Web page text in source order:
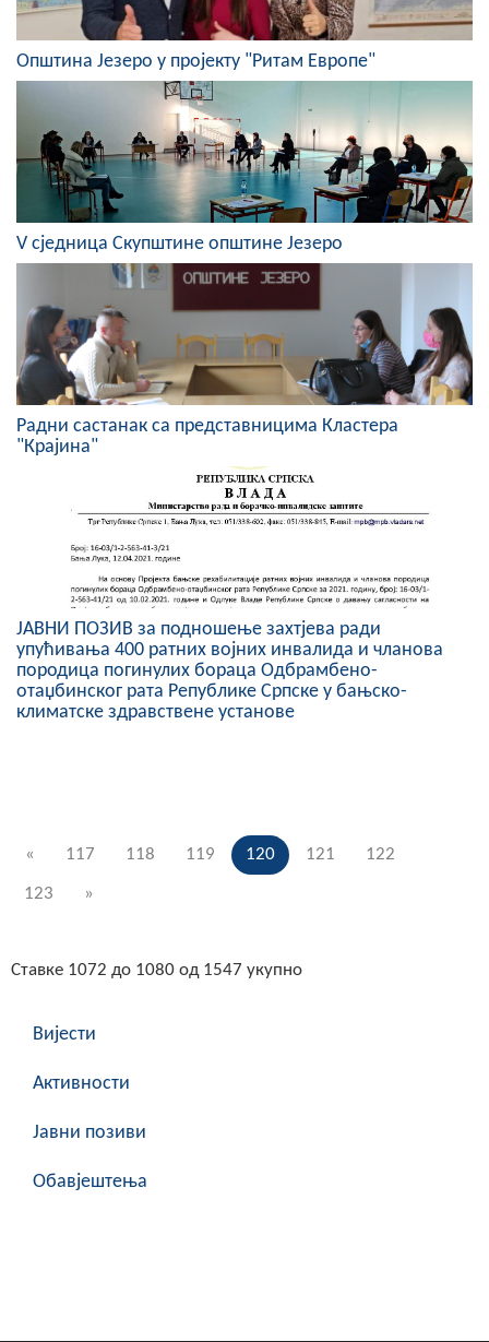
Туризам
Спорт
ЦИВИЛНА ЗАШТИТА
КОНТАКТ
Општина Језеро у пројекту "Ритам Европе"
V сједница Скупштине општине Језеро
Радни састанак са представницима Кластера
"Крајина"
ЈАВНИ ПОЗИВ за подношење захтјева ради
упућивања 400 ратних војних инвалида и чланова
породица погинулих бораца Oдбрамбено-
отаџбинског рата Републике Српске у бањско-
климатске здравствене установе
« 117 118 119 120 121 122
123 »
Ставке 1072 до 1080 од 1547 укупно
Вијести
Активности
Јавни позиви
Обавјештења